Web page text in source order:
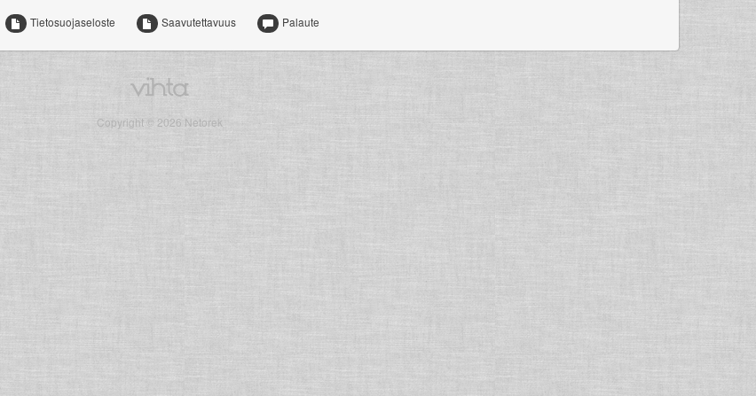
Tietosuojaseloste Saavutettavuus Palaute
Copyright © 2026 Netorek